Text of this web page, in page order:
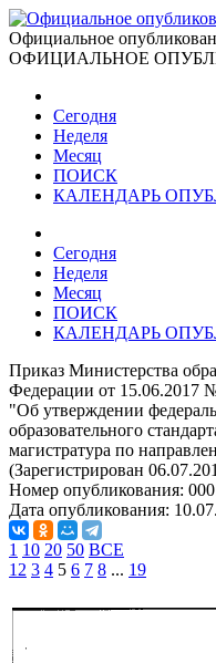
Официальное
ОФИЦИАЛЬНОЕ
Сегодня
Неделя
Месяц
ПОИСК
КАЛЕНДАРЬ
Сегодня
Неделя
Месяц
ПОИСК
КАЛЕНДАРЬ
Приказ Министерства
Федерации от 15.06.2017
"Об утверждении
образовательного
магистратура по
(Зарегистрирован
Номер опубликования:
Дата опубликования:
1 10 20 50 ВСЕ
1 2 3 4 5 6 7 8 ... 19